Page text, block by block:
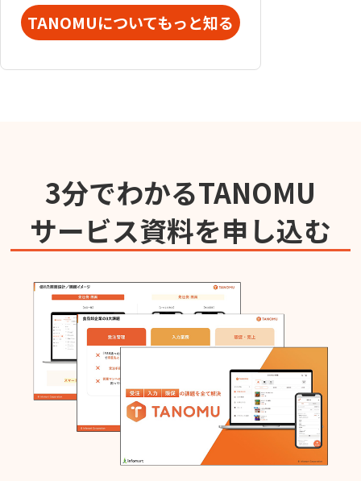
TANOMUについてもっと知る
3分でわかるTANOMU
サービス資料を申し込む